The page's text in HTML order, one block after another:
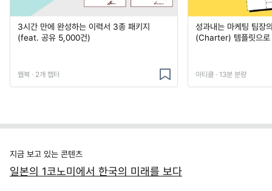
3시간 만에 완성하는 이력서 3종 패키지
(feat. 공유 5,000건)
웹북 · 2개 챕터
성과내는 마케팅 팀장
(Charter) 템플릿으로
아티클 · 13분 분량
지금 보고 있는 콘텐츠
일본의 1코노미에서 한국의 미래를 보다